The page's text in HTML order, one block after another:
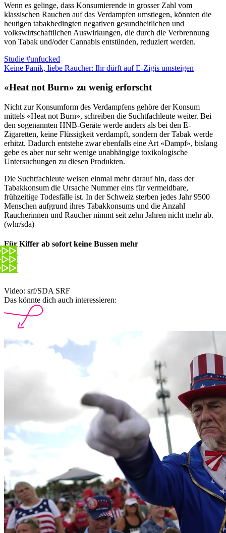
Wenn es gelinge, dass Konsumierende in grosser Zahl vom
klassischen Rauchen auf das Verdampfen umstiegen, könnten die
heutigen tabakbedingten negativen gesundheitlichen und
volkswirtschaftlichen Auswirkungen, die durch die Verbrennung
von Tabak und/oder Cannabis entstünden, reduziert werden.
Studie #unfucked
Keine Panik, liebe Raucher: Ihr dürft auf E-Zigis umsteigen
«Heat not Burn» zu wenig erforscht
Nicht zur Konsumform des Verdampfens gehöre der Konsum
mittels «Heat not Burn», schreiben die Suchtfachleute weiter. Bei
den sogenannten HNB-Geräte werde anders als bei den E-
Zigaretten, keine Flüssigkeit verdampft, sondern der Tabak werde
erhitzt. Dadurch entstehe zwar ebenfalls eine Art «Dampf», bislang
gebe es aber nur sehr wenige unabhängige toxikologische
Untersuchungen zu diesen Produkten.
Die Suchtfachleute weisen einmal mehr darauf hin, dass der
Tabakkonsum die Ursache Nummer eins für vermeidbare,
frühzeitige Todesfälle ist. In der Schweiz sterben jedes Jahr 9500
Menschen aufgrund ihres Tabakkonsums und die Anzahl
Raucherinnen und Raucher nimmt seit zehn Jahren nicht mehr ab.
(whr/sda)
Für Kiffer ab sofort keine Bussen mehr
Video: srf/SDA SRF
Das könnte dich auch interessieren: